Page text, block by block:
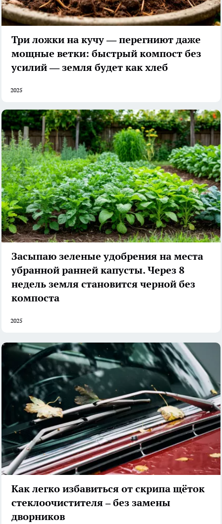
Три ложки на кучу — перегниют даже
мощные ветки: быстрый компост без
усилий — земля будет как хлеб
2025
Засыпаю зеленые удобрения на места
убранной ранней капусты. Через 8
недель земля становится черной без
компоста
2025
Как легко избавиться от скрипа щёток
стеклоочистителя – без замены
дворников